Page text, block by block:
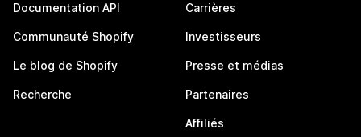
Documentation API
Communauté Shopify
Le blog de Shopify
Recherche
Carrières
Investisseurs
Presse et médias
Partenaires
Affiliés